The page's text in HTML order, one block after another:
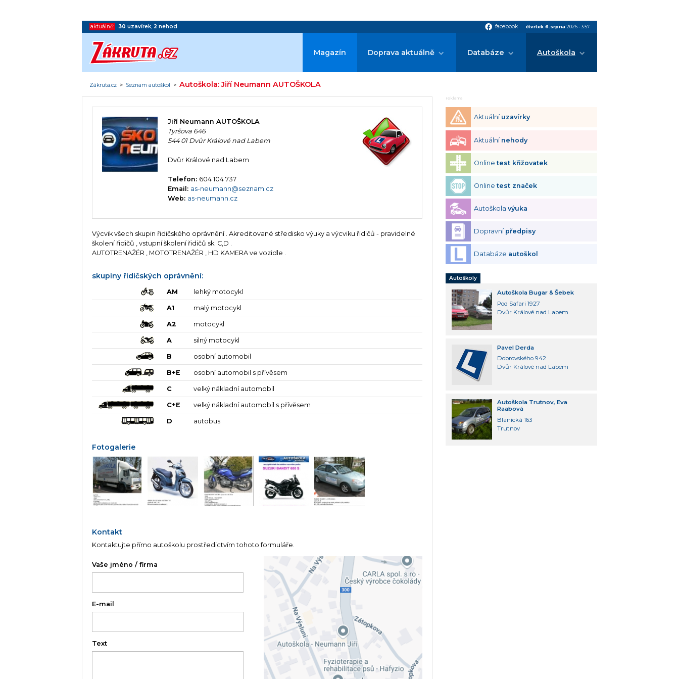
aktuálně: 30 uzavírek,2 nehod facebook facebook čtvrtek 6.srpna 2026• 3:57
Magazín Doprava aktuálně Databáze Autoškola
Zákruta.cz > Seznam autoškol >Autoškola: Jiří Neumann AUTOŠKOLA
Jiří Neumann AUTOŠKOLA
Tyršova 646
544 01 Dvůr Králové nad Labem
Dvůr Králové nad Labem
Telefon: 604 104 737
Email: as-neumann@seznam.cz
Web: as-neumann.cz
Výcvik všech skupin řidičského oprávnění . Akreditované středisko výuky a výcviku řidičů - pravidelné
školení řidičů , vstupní školení řidičů sk. C,D .
AUTOTRENAŽÉR , MOTOTRENAŽÉR , HD KAMERA ve vozidle .
skupiny řidičských oprávnění:
AM lehký motocykl
A1 malý motocykl
A2 motocykl
A silný motocykl
B osobní automobil
B+E osobní automobil s přívěsem
C velký nákladní automobil
C+E velký nákladní automobil s přívěsem
D autobus
Fotogalerie
Kontakt
Kontaktujte přímo autoškolu prostředictvím tohoto formuláře.
Vaše jméno / firma
E-mail
Text
reklama
Aktuální uzavírky
Aktuální nehody
Onlinetest křižovatek
Onlinetest značek
Autoškolavýuka
Dopravní předpisy
Databáze autoškol
Autoškoly
Autoškola Bugar & Šebek
Pod Safari 1927
Dvůr Králové nad Labem
Pavel Derda
Dobrovského 942
Dvůr Králové nad Labem
Autoškola Trutnov, Eva
Raabová
Blanická 163
Trutnov